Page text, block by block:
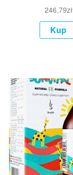
246,79zł
Kup